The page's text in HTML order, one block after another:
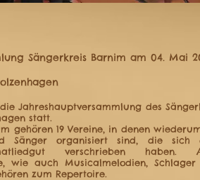
Sängerkreis Barnim am 04. Mai
Jahreshauptversammlung des
statt.
gehören 19 Vereine, in denen
Sänger organisiert sind, die sich
verschrieben haben.
wie auch Musicalmelodien,
zum Repertoire.